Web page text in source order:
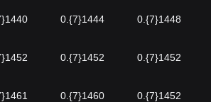
0.{7}1444 0.{7}1448
0.{7}1452 0.{7}1452
0.{7}1460 0.{7}1452